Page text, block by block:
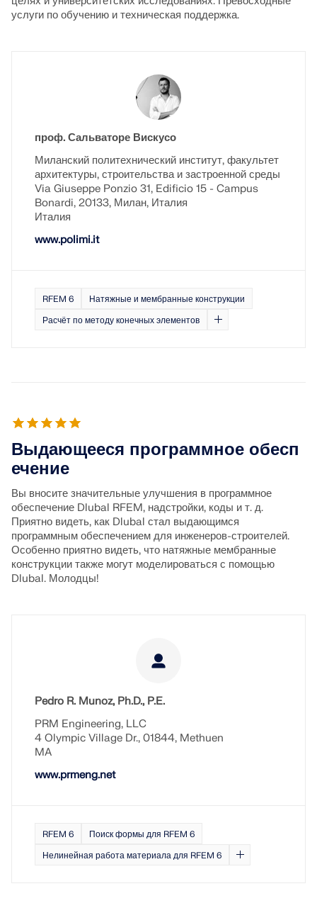
CFD-программное обеспечение для цифровых
аэродинамических труб
Подробнее
Dlubal API
Применение
Объекты моделей
Подписки и цены
Примеры
МКЭ для стальных соединений
премиальными услугами для пользователей договора
на обслуживание Pro.
поддержку в течение всего периода обучения.
свою карьеру на новые высоты.
услуги по обучению и техническая поддержка.
проф. Сальваторе Вискусо
Миланский политехнический институт, факультет
архитектуры, строительства и застроенной среды
Via Giuseppe Ponzio 31, Edificio 15 - Campus
Bonardi, 20133, Милан, Италия
Италия
www.polimi.it
RFEM 6
Натяжные и мембранные конструкции
Расчёт по методу конечных элементов
Выдающееся программное обесп
ечение
Вы вносите значительные улучшения в программное
обеспечение Dlubal RFEM, надстройки, коды и т. д.
Приятно видеть, как Dlubal стал выдающимся
программным обеспечением для инженеров-строителей.
Особенно приятно видеть, что натяжные мембранные
конструкции также могут моделироваться с помощью
Dlubal. Молодцы!
Pedro R. Munoz, Ph.D., P.E.
PRM Engineering, LLC
4 Olympic Village Dr., 01844, Methuen
MA
www.prmeng.net
RFEM 6
Поиск формы для RFEM 6
Нелинейная работа материала для RFEM 6